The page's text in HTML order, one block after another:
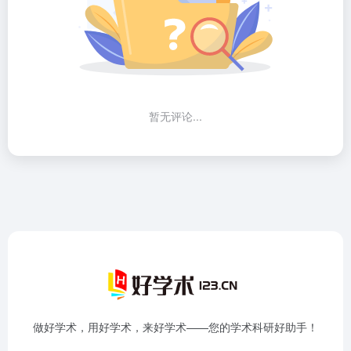
暂无评论...
做好学术，用好学术，来好学术——您的学术科研好助手！